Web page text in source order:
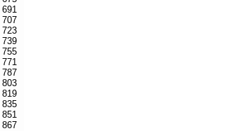
691
707
723
739
755
771
787
803
819
835
851
867